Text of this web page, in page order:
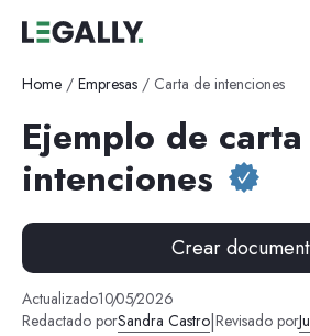
Home / Empresas / Carta de intenciones
Ejemplo de
intenciones
Crear
Actualizado10/05/2026
Redactado porSandra Castro|Revisado por